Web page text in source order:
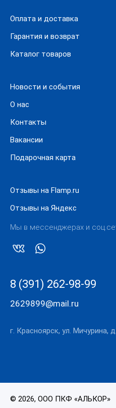
Оплата и доставка
Гарантия и возврат
Каталог товаров
Новости и события
О нас
Контакты
Вакансии
Подарочная карта
Отзывы на Flamp.ru
Отзывы на Яндекс
Мы в мессенджерах и
8 (391) 262-98-99
2629899@mail.ru
г. Красноярск, ул. Мичурина,
© 2026, ООО ПКФ «АЛЬКОР»